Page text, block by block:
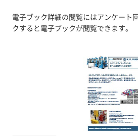
電子ブック詳細の閲覧にはアンケート
クすると電子ブックが閲覧できます。